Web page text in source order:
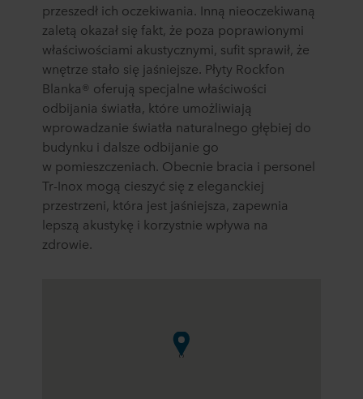
przeszedł ich oczekiwania. Inną nieoczekiwaną
zaletą okazał się fakt, że poza poprawionymi
właściwościami akustycznymi, sufit sprawił, że
wnętrze stało się jaśniejsze. Płyty Rockfon
Blanka® oferują specjalne właściwości
odbijania światła, które umożliwiają
wprowadzanie światła naturalnego głębiej do
budynku i dalsze odbijanie go
w pomieszczeniach. Obecnie bracia i personel
Tr-Inox mogą cieszyć się z eleganckiej
przestrzeni, która jest jaśniejsza, zapewnia
lepszą akustykę i korzystnie wpływa na
zdrowie.